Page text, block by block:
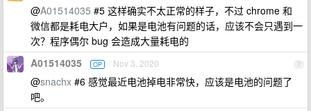
@A01514035 #5 这样确实不太正常的样子，不过 chrome 和
微信都是耗电大户，如果是电池有问题的话，应该不会只遇到一
次？程序偶尔 bug 会造成大量耗电的
7
A01514035 OP Nov 3, 2020
@snachx #6 感觉最近电池掉电非常快，应该是电池的问题了
吧。